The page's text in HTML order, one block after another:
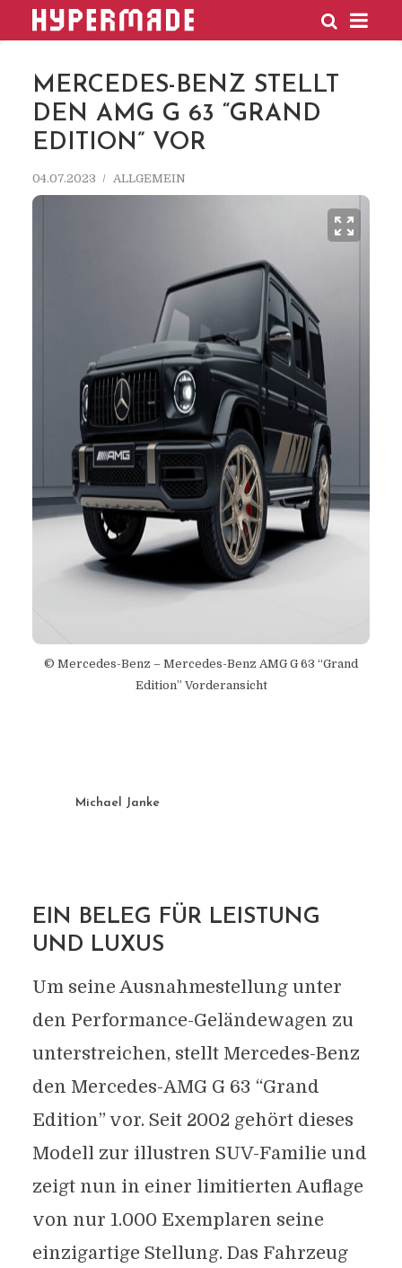
HYPERMADE
MERCEDES-BENZ STELLT
DEN AMG G 63 “GRAND
EDITION” VOR
04.07.2023 ALLGEMEIN
© Mercedes-Benz – Mercedes-Benz AMG G 63 “Grand
Edition” Vorderansicht
Michael Janke
EIN BELEG FÜR LEISTUNG
UND LUXUS
Um seine Ausnahmestellung unter
den Performance-Geländewagen zu
unterstreichen, stellt Mercedes-Benz
den Mercedes-AMG G 63 “Grand
Edition” vor. Seit 2002 gehört dieses
Modell zur illustren SUV-Familie und
zeigt nun in einer limitierten Auflage
von nur 1.000 Exemplaren seine
einzigartige Stellung. Das Fahrzeug